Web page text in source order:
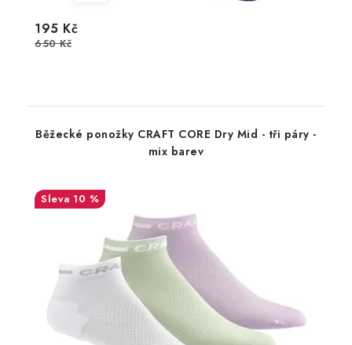
195 Kč
650 Kč
Běžecké ponožky CRAFT CORE Dry Mid - tři páry -
mix barev
10 %